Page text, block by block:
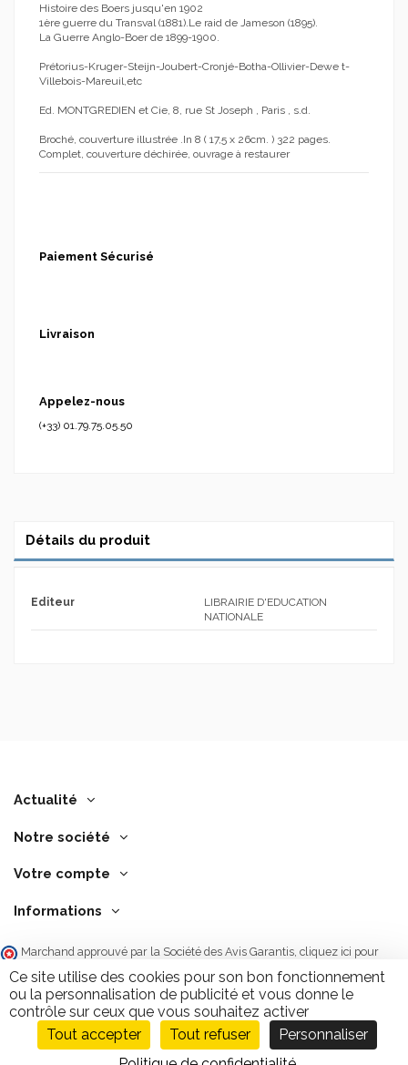
Histoire des Boers jusqu'en 1902
1ère guerre du Transval (1881).Le raid de Jameson (1895).
La Guerre Anglo-Boer de 1899-1900.
Prétorius-Kruger-Steijn-Joubert-Cronjé-Botha-Ollivier-Dewe t-
Villebois-Mareuil,etc
Ed. MONTGREDIEN et Cie, 8, rue St Joseph , Paris , s.d.
Broché, couverture illustrée .In 8 ( 17,5 x 26cm. ) 322 pages.
Complet, couverture déchirée, ouvrage à restaurer
Ajouter au panier
Paiement Sécurisé
Livraison
Appelez-nous
(+33) 01.79.75.05.50
Détails du produit
Editeur
LIBRAIRIE D'EDUCATION
NATIONALE
Actualité
Notre société
Votre compte
Informations
Marchand approuvé par la Société des Avis Garantis, cliquez ici pour
/10
Ce site utilise des cookies pour son bon fonctionnement
ou la personnalisation de publicité et vous donne le
contrôle sur ceux que vous souhaitez activer
Tout accepter
Tout refuser
Personnaliser